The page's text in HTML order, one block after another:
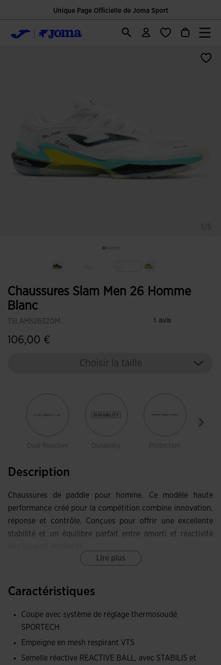
Unique Page Officielle de Joma Sport
Chaussures Slam Men 26 Homme
Blanc
TSLAMS2632OM
106,00 €
Choisir la taille
Dual Reactive Durability Protection
Description
Chaussures de paddle pour homme. Ce modèle haute
performance créé pour la compétition combine innovation,
réponse et contrôle. Conçues pour offrir une excellente
stabilité et un équilibre parfait entre amorti et réactivité
prestigieux.
Tige en mesh respirant. Ce système intègre de petites
perforations stratégiquement placées qui permettent un
flux d'air constant, gardant les pieds frais et secs même
pendant les séances les plus intenses. Le système de
Lire plus
Caractéristiques
Coupe avec système de réglage thermosoudé
SPORTECH
Empeigne en mesh respirant VTS
Semelle réactive REACTIVE BALL, avec STABILIS et